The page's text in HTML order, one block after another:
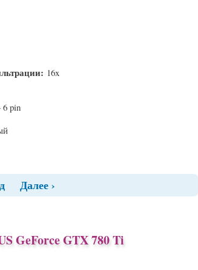
16x
6 pin
Далее ›
GeForce GTX 780 Ti